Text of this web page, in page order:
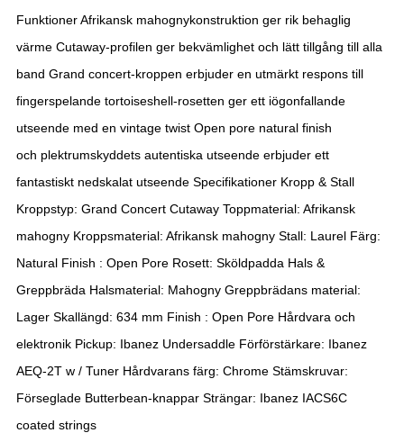
Funktioner Afrikansk mahognykonstruktion ger rik behaglig
värme Cutaway-profilen ger bekvämlighet och lätt tillgång till alla
band Grand concert-kroppen erbjuder en utmärkt respons till
fingerspelande tortoiseshell-rosetten ger ett iögonfallande
utseende med en vintage twist Open pore natural finish
och plektrumskyddets autentiska utseende erbjuder ett
fantastiskt nedskalat utseende Specifikationer Kropp & Stall
Kroppstyp: Grand Concert Cutaway Toppmaterial: Afrikansk
mahogny Kroppsmaterial: Afrikansk mahogny Stall: Laurel Färg:
Natural Finish : Open Pore Rosett: Sköldpadda Hals &
Greppbräda Halsmaterial: Mahogny Greppbrädans material:
Lager Skallängd: 634 mm Finish : Open Pore Hårdvara och
elektronik Pickup: Ibanez Undersaddle Förförstärkare: Ibanez
AEQ-2T w / Tuner Hårdvarans färg: Chrome Stämskruvar:
Förseglade Butterbean-knappar Strängar: Ibanez IACS6C
coated strings